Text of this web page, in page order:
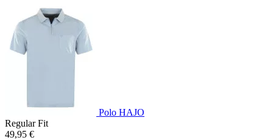
Polo HAJO
Regular Fit
49,95 €